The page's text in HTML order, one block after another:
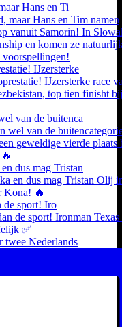
Hans en Ti
IJzersterke
van de buitenca
dus mag Tristan
de sport! Iro
twee Nederlands